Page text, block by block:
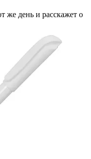
же день и расскажет о